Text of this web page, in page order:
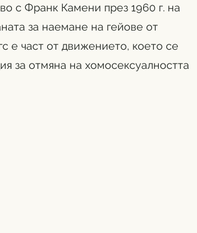
с Франк Камени през 1960 г. на
за наемане на гейове от
е част от движението, което се
за отмяна на хомосексуалността